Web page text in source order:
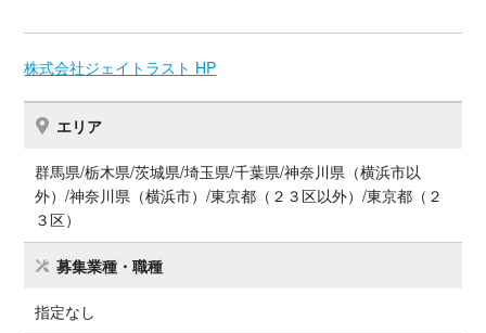
エリア
群馬県/栃木県/茨城県/埼玉県/千葉県/神奈川県（横浜市以
外）/神奈川県（横浜市）/東京都（２３区以外）/東京都（２
３区）
募集業種・職種
指定なし
株式会社ジェイトラスト HP